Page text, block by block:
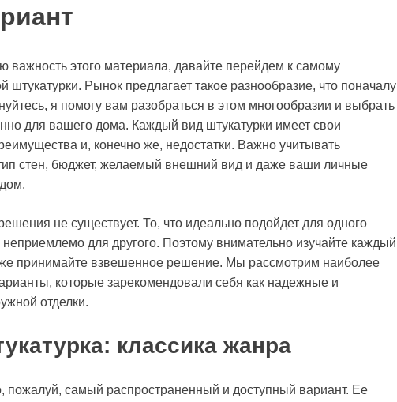
важность этого материала, давайте перейдем к самому
Рынок предлагает такое разнообразие, что поначалу
я помогу вам разобраться в этом многообразии и выбрать
для вашего дома. Каждый вид штукатурки имеет свои
и, конечно же, недостатки. Важно учитывать
стен, бюджет, желаемый внешний вид и даже ваши личные
не существует. То, что идеально подойдет для одного
для другого. Поэтому внимательно изучайте каждый
принимайте взвешенное решение. Мы рассмотрим наиболее
которые зарекомендовали себя как надежные и
отделки.
классика жанра
пожалуй, самый распространенный и доступный вариант. Ее